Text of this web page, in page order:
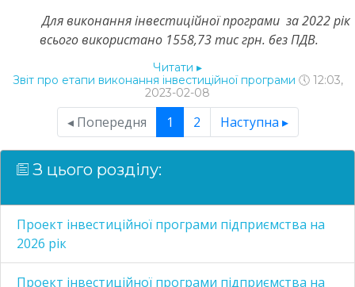
Для виконання інвестиційної програми за 2022 рік
всього використано 1558,73 тис грн. без ПДВ.
Читати ▸
Звіт про етапи виконання інвестиційної програми 🕔 12:03,
2023-02-08
◂ Попередня 1 2 Наступна ▸
З цього розділу:
Проект інвестиційної програми підприємства на
2026 рік
Проект інвестиційної програми підприємства на